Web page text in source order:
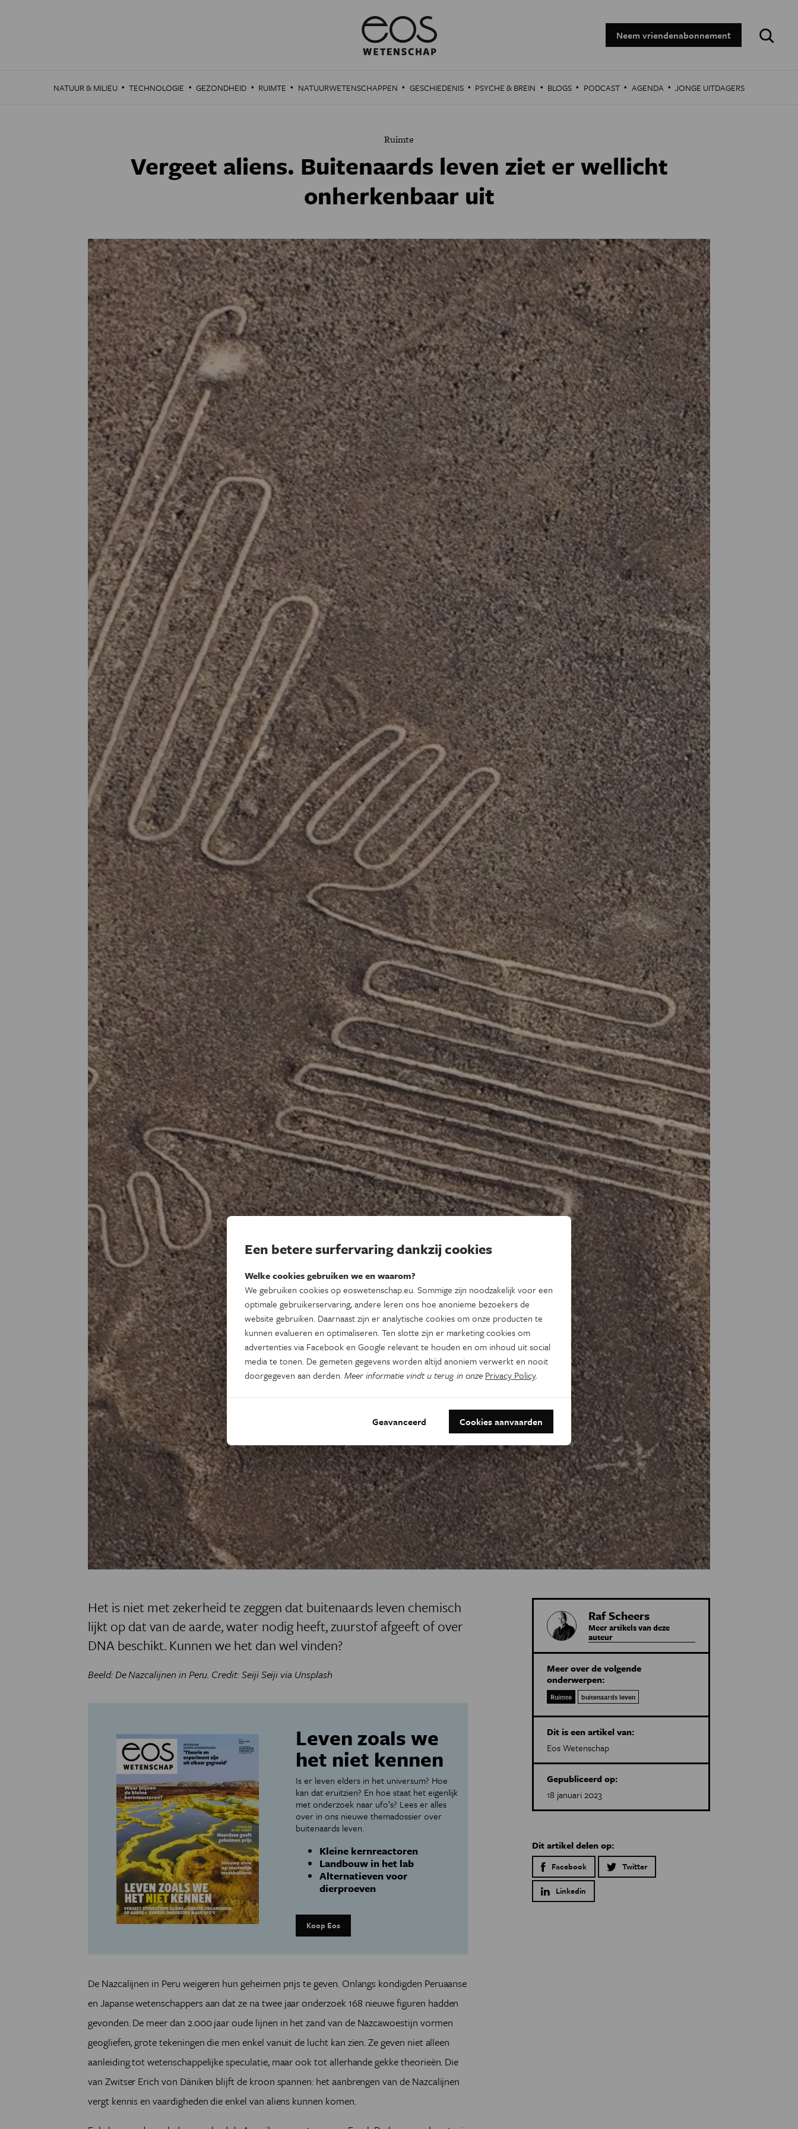
Neem vriendenabonnement
Zoeken:
NATUUR & MILIEU · TECHNOLOGIE · GEZONDHEID · RUIMTE · NATUURWETENSCHAPPEN · GESCHIEDENIS · PSYCHE & BREIN · BLOGS · PODCAST · AGENDA · JONGE UITDAGERS
Ruimte
Vergeet aliens. Buitenaards leven ziet er wellicht
onherkenbaar uit
Het is niet met zekerheid te zeggen dat buitenaards leven chemisch
lijkt op dat van de aarde, water nodig heeft, zuurstof afgeeft of over
DNA beschikt. Kunnen we het dan wel vinden?
Beeld: De Nazcalijnen in Peru. Credit: Seiji Seiji via Unsplash
Leven zoals we
het niet kennen
Is er leven elders in het universum? Hoe
kan dat eruitzien? En hoe staat het eigenlijk
met onderzoek naar ufo’s? Lees er alles
over in ons nieuwe themadossier over
buitenaards leven.
Kleine kernreactoren
Landbouw in het lab
Alternatieven voor
dierproeven
Koop Eos
De Nazcalijnen in Peru weigeren hun geheimen prijs te geven. Onlangs kondigden Peruaanse
en Japanse wetenschappers aan dat ze na twee jaar onderzoek 168 nieuwe figuren hadden
gevonden. De meer dan 2.000 jaar oude lijnen in het zand van de Nazcawoestijn vormen
geogliefen, grote tekeningen die men enkel vanuit de lucht kan zien. Ze geven niet alleen
aanleiding tot wetenschappelijke speculatie, maar ook tot allerhande gekke theorieën. Die
van Zwitser Erich von Däniken blijft de kroon spannen: het aanbrengen van de Nazcalijnen
vergt kennis en vaardigheden die enkel van aliens kunnen komen.
Raf Scheers
Meer artikels van deze
auteur
Meer over de volgende
onderwerpen:
Ruimte buitenaards leven
Dit is een artikel van:
Eos Wetenschap
Gepubliceerd op:
18 januari 2023
Dit artikel delen op:
Facebook Twitter
Linkedin
Een betere surfervaring dankzij cookies
Welke cookies gebruiken we en waarom?
We gebruiken cookies op eoswetenschap.eu. Sommige zijn noodzakelijk voor een
optimale gebruikerservaring, andere leren ons hoe anonieme bezoekers de
website gebruiken. Daarnaast zijn er analytische cookies om onze producten te
kunnen evalueren en optimaliseren. Ten slotte zijn er marketing cookies om
advertenties via Facebook en Google relevant te houden en om inhoud uit social
media te tonen. De gemeten gegevens worden altijd anoniem verwerkt en nooit
doorgegeven aan derden.Meer informatie vindt u terug in onze Privacy Policy.
Geavanceerd Cookies aanvaarden